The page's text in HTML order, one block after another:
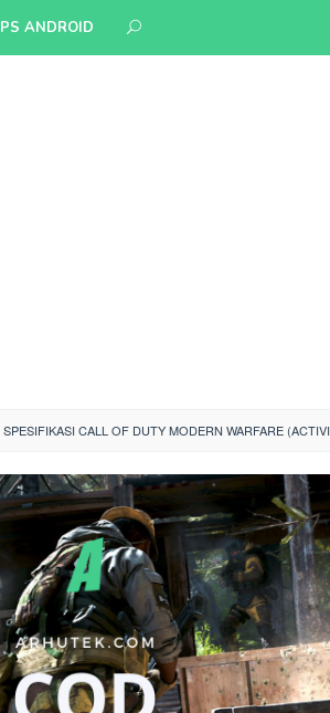
ANDROID
SPESIFIKASI CALL OF DUTY MODERN WARFARE